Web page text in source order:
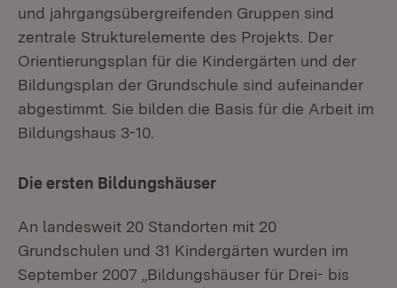
und jahrgangsübergreifenden Gruppen sind
zentrale Strukturelemente des Projekts. Der
Orientierungsplan für die Kindergärten und der
Bildungsplan der Grundschule sind aufeinander
abgestimmt. Sie bilden die Basis für die Arbeit im
Bildungshaus 3-10.
Die ersten Bildungshäuser
An landesweit 20 Standorten mit 20
Grundschulen und 31 Kindergärten wurden im
September 2007 „Bildungshäuser für Drei- bis